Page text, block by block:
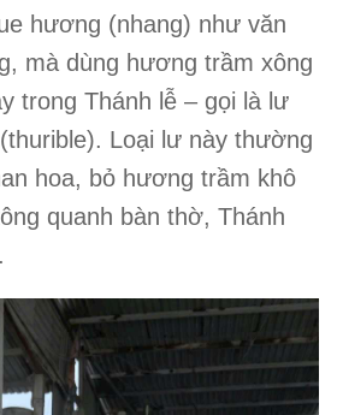
hương (nhang) như văn
mà dùng hương trầm xông
trong Thánh lễ – gọi là lư
. Loại lư này thường
hoa, bỏ hương trầm khô
quanh bàn thờ, Thánh